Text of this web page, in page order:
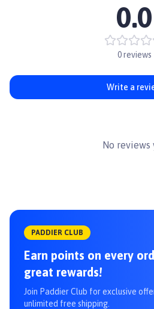
Có thể cho thú cưng ăn trực tiếp như
Tránh ánh nắng trực tiếp hoặc nơi có
Sau khi mở gói nên sử dụng ngay và
#snackchocho #treatcho #banhthuong
#banhthuongchomeo #anvatchocho
0.0
0 reviews
Write a
No reviews
PADDIER CLUB
Earn points on every
great rewards!
Join Paddier Club for exclusive
unlimited free shipping.